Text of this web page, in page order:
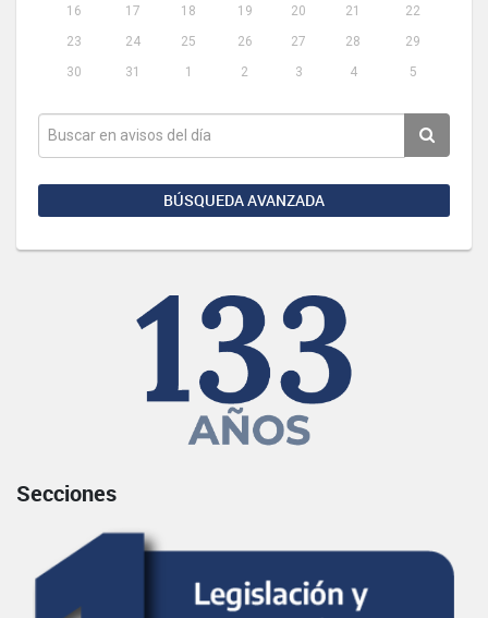
16
17 18 19 20 21
22
23
24 25 26 27 28
29
30
31 1 2 3 4 5
BÚSQUEDA AVANZADA
Secciones